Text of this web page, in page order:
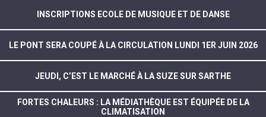
INSCRIPTIONS ECOLE DE MUSIQUE ET DE DANSE
LE PONT SERA COUPÉ À LA CIRCULATION LUNDI 1ER JUIN 2026
JEUDI, C’EST LE MARCHÉ À LA SUZE SUR SARTHE
FORTES CHALEURS : LA MÉDIATHÈQUE EST ÉQUIPÉE DE LA
CLIMATISATION